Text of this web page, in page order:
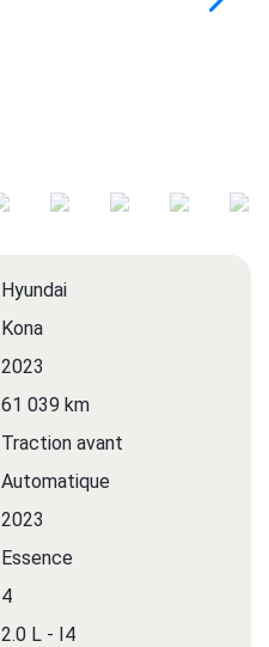
Hyundai
Kona
2023
61 039 km
Traction avant
Automatique
2023
Essence
4
2.0 L - I4